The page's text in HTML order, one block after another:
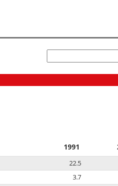
1991
22.5
3.7